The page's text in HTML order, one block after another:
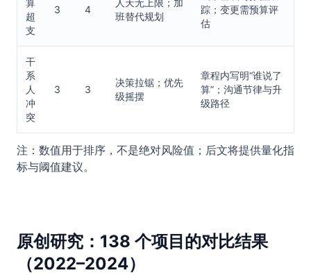
算
超
支
3 4
人天无上限；加
班替代规划
踪；变更需预算评
估
干
系
人
冲
突
3 3
决策拉锯；优先
级摇摆
章程内写明“谁说了
算”；沟通节律与升
级路径
注：数值用于排序，不是绝对风险值；后文将提供量化指
标与阈值建议。
原创研究：138 个项目的对比结果
（2022–2024）